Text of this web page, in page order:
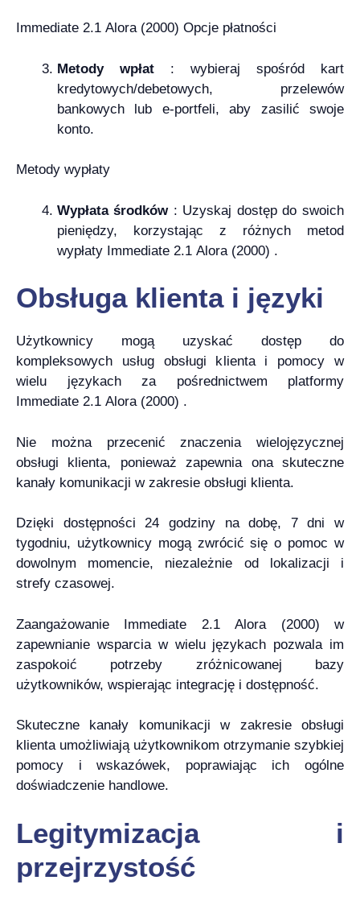
Immediate 2.1 Alora (2000) Opcje płatności
Metody wpłat : wybieraj spośród kart
kredytowych/debetowych, przelewów
bankowych lub e-portfeli, aby zasilić swoje
konto.
Metody wypłaty
Wypłata środków: Uzyskaj dostęp do swoich
pieniędzy, korzystając z różnych metod
wypłaty Immediate 2.1 Alora (2000) .
Obsługa klienta i języki
Użytkownicy mogą uzyskać dostęp do
kompleksowych usług obsługi klienta i pomocy w
wielu językach za pośrednictwem platformy
Immediate 2.1 Alora (2000) .
Nie można przecenić znaczenia wielojęzycznej
obsługi klienta, ponieważ zapewnia ona skuteczne
kanały komunikacji w zakresie obsługi klienta.
Dzięki dostępności 24 godziny na dobę, 7 dni w
tygodniu, użytkownicy mogą zwrócić się o pomoc w
dowolnym momencie, niezależnie od lokalizacji i
strefy czasowej.
Zaangażowanie Immediate 2.1 Alora (2000) w
zapewnianie wsparcia w wielu językach pozwala im
zaspokoić potrzeby zróżnicowanej bazy
użytkowników, wspierając integrację i dostępność.
Skuteczne kanały komunikacji w zakresie obsługi
klienta umożliwiają użytkownikom otrzymanie szybkiej
pomocy i wskazówek, poprawiając ich ogólne
doświadczenie handlowe.
Legitymizacja i
przejrzystość